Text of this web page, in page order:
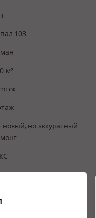
103
м²
новый, но аккуратный